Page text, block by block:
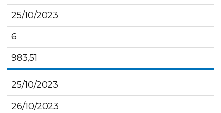
25/10/2023
6
983,51
25/10/2023
26/10/2023